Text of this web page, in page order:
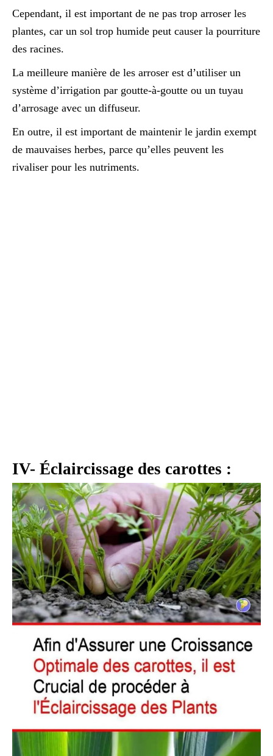
Cependant, il est important de ne pas trop arroser les
plantes, car un sol trop humide peut causer la pourriture
des racines.
La meilleure manière de les arroser est d’utiliser un
système d’irrigation par goutte-à-goutte ou un tuyau
d’arrosage avec un diffuseur.
En outre, il est important de maintenir le jardin exempt
de mauvaises herbes, parce qu’elles peuvent les
rivaliser pour les nutriments.
IV- Éclaircissage des carottes :